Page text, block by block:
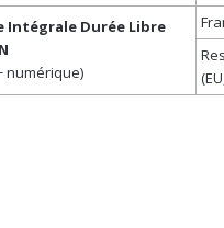
Intégrale Durée Libre
numérique)